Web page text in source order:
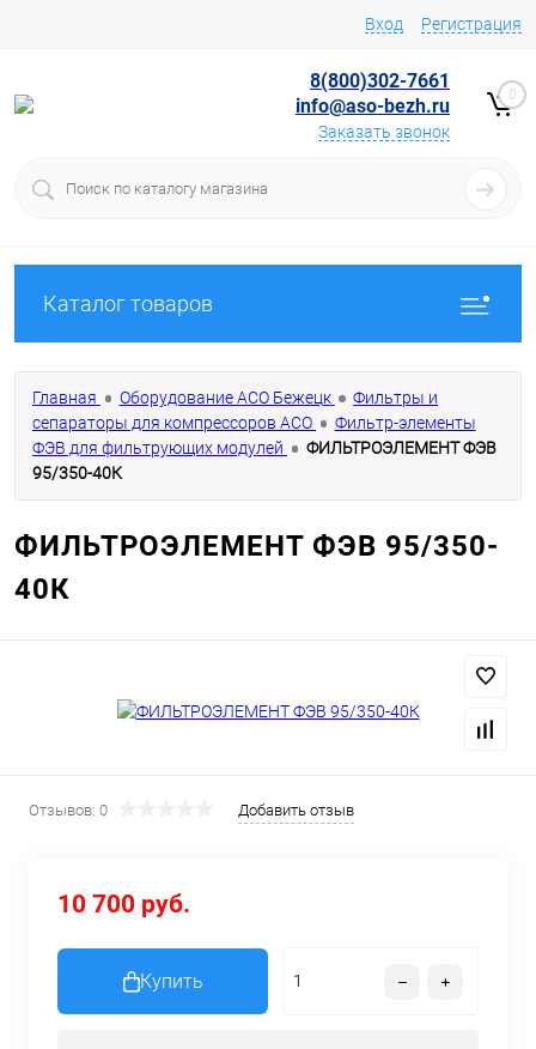
Вход Регистрация
8(800)302-7661
info@aso-bezh.ru
Заказать звонок
0
Каталог товаров
Главная Оборудование АСО Бежецк
Фильтры и
сепараторы для компрессоров АСО
Фильтр-элементы
ФЭВ для фильтрующих модулей
ФИЛЬТРОЭЛЕМЕНТ ФЭВ
95/350-40К
ФИЛЬТРОЭЛЕМЕНТ ФЭВ 95/350-
40К
Отзывов: 0 Добавить отзыв
10 700 руб.
Купить